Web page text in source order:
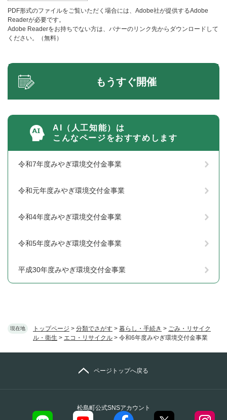
現在地 トップページ > 分類でさがす > 暮らし・手続き > ごみ・リサイク
ル・衛生 > エコ・リサイクル > 令和6年度みやぎ環境交付金事業
PDF形式のファイルをご覧いただく場合には、Adobe社が提供するAdobe
Readerが必要です。
Adobe Readerをお持ちでない方は、バナーのリンク先からダウンロードして
ください。（無料）
もうすぐ開催
AI（人工知能）は
こんなページをおすすめします
令和7年度みやぎ環境交付金事業
令和元年度みやぎ環境交付金事業
令和4年度みやぎ環境交付金事業
令和5年度みやぎ環境交付金事業
平成30年度みやぎ環境交付金事業
松島町公式SNSアカウント
ページトップへ戻る